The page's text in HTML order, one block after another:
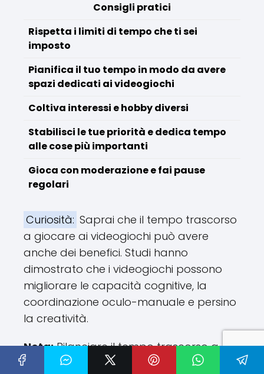
Consigli pratici
Rispetta i limiti di tempo che ti sei
imposto
Pianifica il tuo tempo in modo da avere
spazi dedicati ai videogiochi
Coltiva interessi e hobby diversi
Stabilisci le tue priorità e dedica tempo
alle cose più importanti
Gioca con moderazione e fai pause
regolari
Curiosità: Saprai che il tempo trascorso
a giocare ai videogiochi può avere
anche dei benefici. Studi hanno
dimostrato che i videogiochi possono
migliorare le capacità cognitive, la
coordinazione oculo-manuale e persino
la creatività.
Nota:Bilanciare il tempo trascorso a
giocare può essere un'esperienza